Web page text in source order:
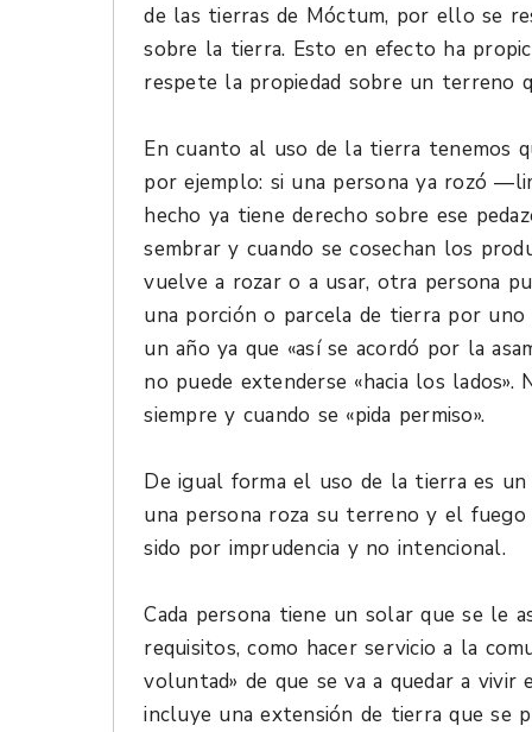
de las tierras de Móctum, por ello se
sobre la tierra. Esto en efecto ha
respete la propiedad sobre un terreno
En cuanto al uso de la tierra tenemos
por ejemplo: si una persona ya rozó
hecho ya tiene derecho sobre ese
sembrar y cuando se cosechan los
vuelve a rozar o a usar, otra persona
una porción o parcela de tierra por uno
un año ya que «así se acordó por la
no puede extenderse «hacia los
siempre y cuando se «pida permiso».
De igual forma el uso de la tierra es un
una persona roza su terreno y el
sido por imprudencia y no intencional.
Cada persona tiene un solar que se le
requisitos, como hacer servicio a la
voluntad» de que se va a quedar a vivir
incluye una extensión de tierra que se